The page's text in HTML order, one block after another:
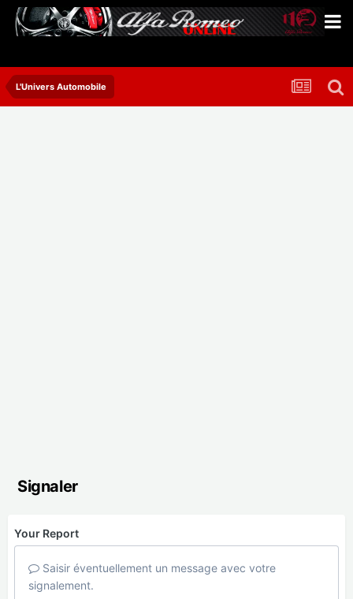
L'Univers Automobile
Signaler
Your Report
Saisir éventuellement un message avec votre
signalement.